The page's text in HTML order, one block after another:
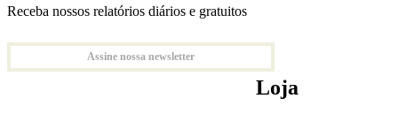
Receba nossos relatórios diários e gratuitos
Assine nossa newsletter
Loja